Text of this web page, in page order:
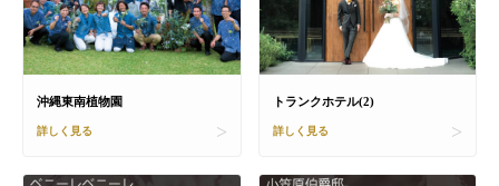
沖縄東南植物園
詳しく見る
トランクホテル(2)
詳しく見る